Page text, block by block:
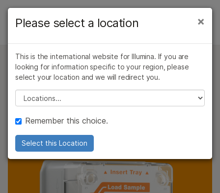
ラーニング
サポート
お気に入りの分野を選択
MiSeq System Overview
アプリケーションと手法
製品とサービス
ご購入
サポート
MiSeqシーケンスシステムの製品およびサービス
柔軟性、拡張性、効率性
シーケンスキットおよびシーケンス試薬、自動化、ソフト
ウェア、サービスを見つけましょう
×
Please select a location
This is the international website for Illumina. If you are
looking for information specific to your region, please
select your location and we will redirect you.
Please select a location
Remember this choice.
Select this Location
高いコンテンツへのリンクが表示されます:
×
がん研究
微生物研究
農学研究
複雑な疾患
臨床オンコロジー
生殖医学
遺伝性および希少疾